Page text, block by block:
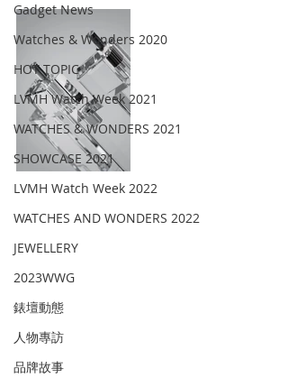
Gadget News
Watches & Wonders 2020
HOT TOPIC
LVMH Watch Week 2021
WATCHES & WONDERS 2021
SHOWCASE 2021
LVMH Watch Week 2022
WATCHES AND WONDERS 2022
JEWELLERY
2023WWG
錶壇動態
人物專訪
品牌故事